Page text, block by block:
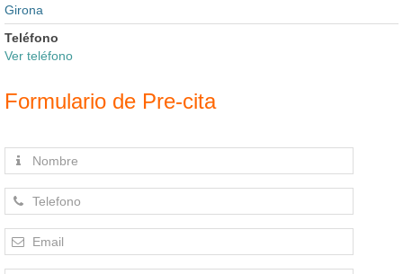
Girona
Teléfono
Ver teléfono
Formulario de Pre-cita